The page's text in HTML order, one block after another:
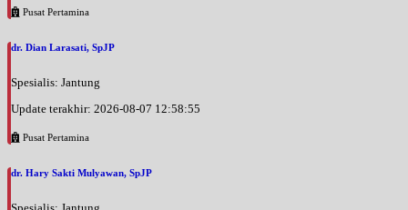
Pusat Pertamina
dr. Dian Larasati, SpJP
Spesialis: Jantung
Update terakhir: 2026-08-07 12:58:55
Pusat Pertamina
dr. Hary Sakti Mulyawan, SpJP